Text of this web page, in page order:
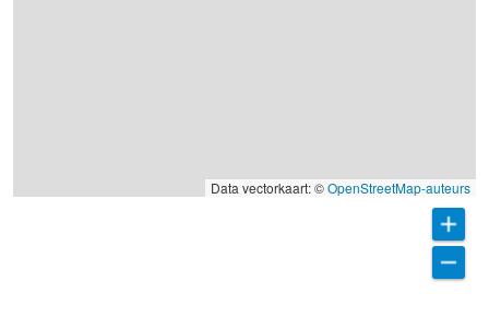
Data vectorkaart: ©OpenStreetMap-auteurs